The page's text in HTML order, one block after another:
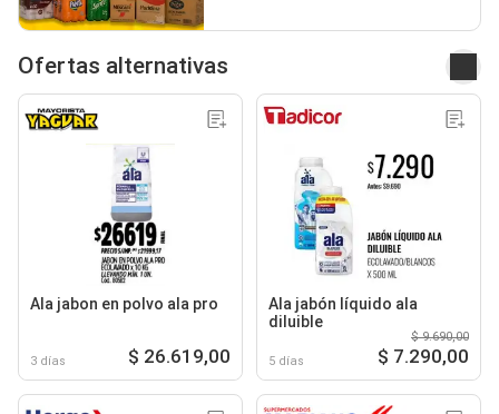
Ofertas alternativas
Ala jabon en polvo ala pro
3 días $ 26.619,00
Ala jabón líquido ala
diluible
5 días
$ 9.690,00
$ 7.290,00